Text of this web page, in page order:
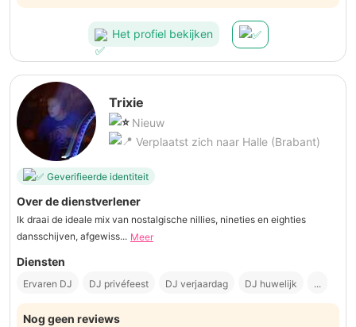
Het profiel bekijken
Trixie
Nieuw
Verplaatst zich naar Halle (Brabant)
Geverifieerde identiteit
Over de dienstverlener
Ik draai de ideale mix van nostalgische nillies, nineties en eighties
dansschijven, afgewiss... Meer
Diensten
Ervaren DJ DJ privéfeest DJ verjaardag DJ huwelijk ...
Nog geen reviews